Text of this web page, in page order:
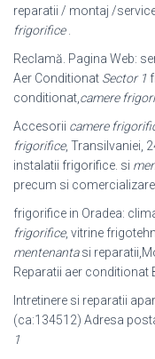
reparatii / montaj /
frigorifice.
Reclamă. Pagina Web:
Aer Conditionat Sector 1
conditionat, camere
Accesorii camere
frigorifice, Transilvaniei,
instalatii frigorifice. si
precum si
frigorifice in Oradea:
frigorifice, vitrine
mentenantasi reparatii,
Reparatii aer conditionat
Intretinere si reparatii
(ca:134512) Adresa
1